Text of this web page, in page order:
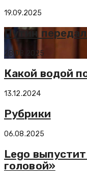
19.09.2025
Путин
28.08.2025
Какой водой
13.12.2024
Рубрики
06.08.2025
Lego
головой»